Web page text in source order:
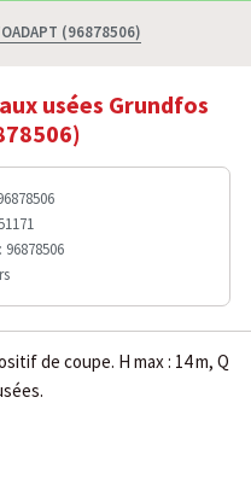
(96878506)
usées Grundfos
de coupe. H max : 14 m, Q